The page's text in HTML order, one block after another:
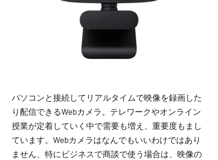
パソコンと接続してリアルタイムで映像を録画した
り配信できるWebカメラ。テレワークやオンライン
授業が定着していく中で需要も増え、重要度もまし
ています。Webカメラはなんでもいいわけではあり
ません、特にビジネスで商談で使う場合は、映像の